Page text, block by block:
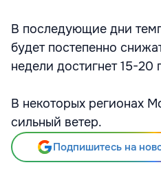
В последующие дни
будет постепенно
недели достигнет 15-20
В некоторых регионах
сильный ветер.
Подпишитесь на